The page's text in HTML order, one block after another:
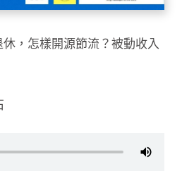
，怎樣開源節流？被動收入